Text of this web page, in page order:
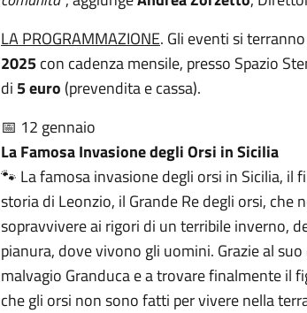
LA PROGRAMMAZIONE. Gli eventi si terranno
2025con cadenza mensile, presso Spazio
di 5 euro (prevendita e cassa).
📅 12 gennaio
La Famosa Invasione degli Orsi in Sicilia
🐾 La famosa invasione degli orsi in Sicilia,
storia di Leonzio, il Grande Re degli orsi,
sopravvivere ai rigori di un terribile inverno,
pianura, dove vivono gli uomini. Grazie al
malvagio Granduca e a trovare finalmente il
che gli orsi non sono fatti per vivere nella